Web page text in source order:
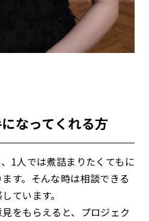
なってくれる方
1人では煮詰まりたくてもに
す。そんな時は相談できる
ています。
をもらえると、プロジェク